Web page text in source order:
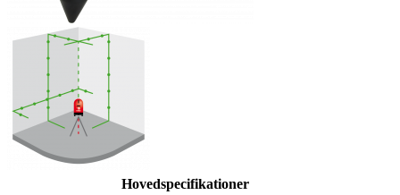
Hovedspecifikationer